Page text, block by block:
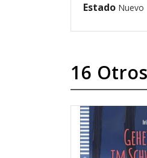
Estado Nuevo
16